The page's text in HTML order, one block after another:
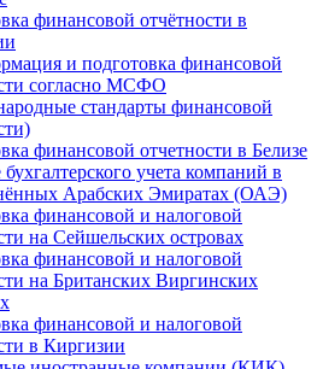
финансовой отчётности в
и подготовка финансовой
согласно МСФО
стандарты финансовой
финансовой отчетности в Белизе
учета компаний в
Арабских Эмиратах (ОАЭ)
финансовой и налоговой
на Сейшельских островах
финансовой и налоговой
на Британских Виргинских
финансовой и налоговой
в Киргизии